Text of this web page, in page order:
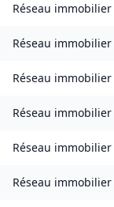
Réseau immobilier
Réseau immobilier
Réseau immobilier
Réseau immobilier
Réseau immobilier
Réseau immobilier